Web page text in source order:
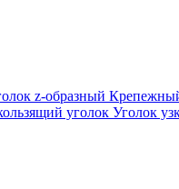
z-образный
уголок Уголок